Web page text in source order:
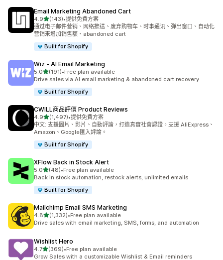
Email Marketing Abandoned Cart
4.9滿分 5 顆星
(143)
共有 143 則評價
•提供免費方案
通过电子邮件营销、网络推送、废弃购物车、时事通讯、弹出窗口、自动化
营销来增加销售额、abandoned cart
Built for Shopify
Wiz ‑ AI Email Marketing
5.0滿分 5 顆星
(191)
共有 191 則評價
•Free plan available
Drive sales via AI email marketing & abandoned cart recovery
Built for Shopify
CWILL商品評價 Product Reviews
4.9滿分 5 顆星
(1,497)
共有 1497 則評價
•提供免費方案
中文: 支援圖片、影片、自動評論，打造真實社會認證。支援 AliExpress、
Amazon、Google匯入評論。
Built for Shopify
XFlow Back in Stock Alert
5.0滿分 5 顆星
(48)
共有 48 則評價
•Free plan available
Back in stock automation, restock alerts, unlimited emails
Built for Shopify
Mailchimp Email SMS Marketing
4.8滿分 5 顆星
(1,332)
共有 1332 則評價
•Free plan available
Drive sales with email marketing, SMS, forms, and automation
Wishlist Hero
4.7滿分 5 顆星
(369)
共有 369 則評價
•Free plan available
Grow Sales with a customizable Wishlist & Email reminders